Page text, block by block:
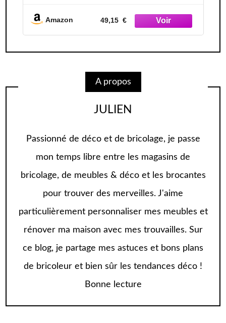
Amazon 39,60 €
A propos
JULIEN
Passionné de déco et de bricolage, je passe
mon temps libre entre les magasins de
bricolage, de meubles & déco et les brocantes
pour trouver des merveilles. J'aime
particulièrement personnaliser mes meubles et
rénover ma maison avec mes trouvailles. Sur
ce blog, je partage mes astuces et bons plans
de bricoleur et bien sûr les tendances déco !
Bonne lecture